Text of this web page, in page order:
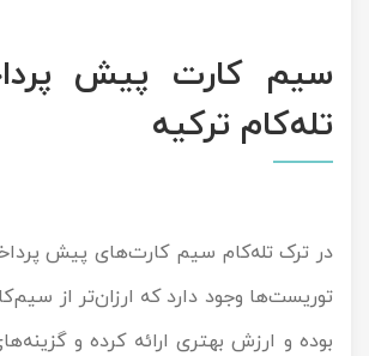
سیم کارت پیش
تله‌کام ترکیه
در ترک تله‌کام سیم کارت‌های پیش
توریست‌ها وجود دارد که ارزان‌تر از
بوده و ارزش بهتری ارائه کرده و